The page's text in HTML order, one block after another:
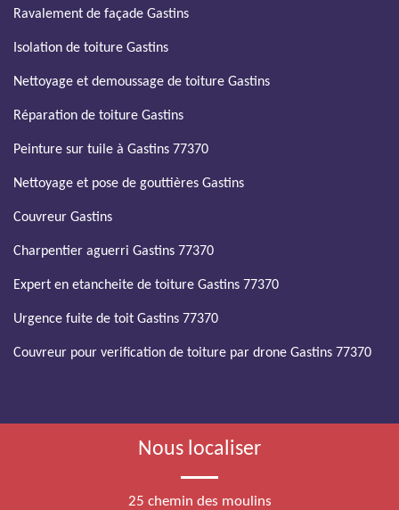
Ravalement de façade Gastins
Isolation de toiture Gastins
Nettoyage et demoussage de toiture Gastins
Réparation de toiture Gastins
Peinture sur tuile à Gastins 77370
Nettoyage et pose de gouttières Gastins
Couvreur Gastins
Charpentier aguerri Gastins 77370
Expert en etancheite de toiture Gastins 77370
Urgence fuite de toit Gastins 77370
Couvreur pour verification de toiture par drone Gastins 77370
Nous localiser
25 chemin des moulins